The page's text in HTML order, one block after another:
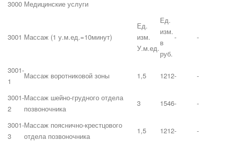
3000 Медицинские услуги
3001 Массаж (1 у.м.ед.=10минут)
Ед.
изм.
У.м.ед.
Ед.
изм.
в
руб.
- -
3001-
1
Массаж воротниковой зоны 1,5 1212- -
3001-
2
Массаж шейно-грудного отдела
позвоночника
3 1546- -
3001-
3
Массаж пояснично-крестцового
отдела позвоночника
1,5 1212- -